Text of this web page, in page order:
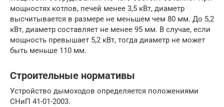
мощностях котлов, печей менее 3,5 кВт, диаметр
высчитывается в размере не меньшем чем 80 мм. До 5,2
кВт, диаметр составляет не менее 95 мм. В случае, если
мощность превышает 5,2 кВт, тогда диаметр не может
быть меньше 110 мм.
Строительные нормативы
Устройство дымоходов определяется положениями
СНиП 41-01-2003.